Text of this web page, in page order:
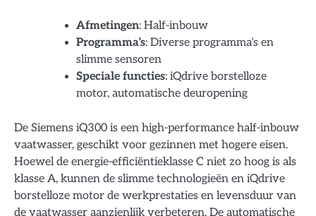
Afmetingen: Half-inbouw
Programma’s: Diverse programma’s en
slimme sensoren
Speciale functies: iQdrive borstelloze
motor, automatische deuropening
De Siemens iQ300 is een high-performance half-inbouw
vaatwasser, geschikt voor gezinnen met hogere eisen.
Hoewel de energie-efficiëntieklasse C niet zo hoog is als
klasse A, kunnen de slimme technologieën en iQdrive
borstelloze motor de werkprestaties en levensduur van
de vaatwasser aanzienlijk verbeteren. De automatische